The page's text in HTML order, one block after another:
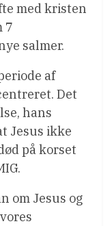
med kristen
7
salmer.
af
Det
hans
Jesus ikke
på korset
om Jesus og